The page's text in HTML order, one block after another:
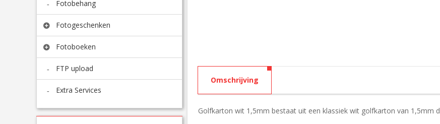
Fotobehang
Fotogeschenken
Fotoboeken
FTP upload
Extra Services
Omschrijving
Golfkarton wit 1,5mm bestaat uit een klassiek wit golfkarton van 1,5mm